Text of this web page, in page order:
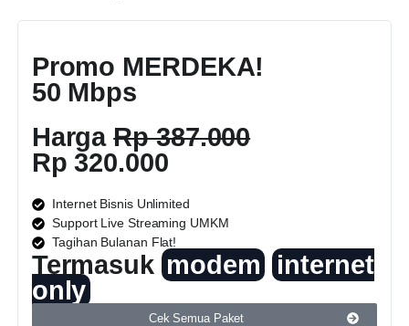
Promo MERDEKA!
50 Mbps
HargaRp 387.000
Rp 320.000
Internet Bisnis Unlimited
Support Live Streaming UMKM
Tagihan Bulanan Flat!
Termasuk modem
internet
only
Cek Semua Paket